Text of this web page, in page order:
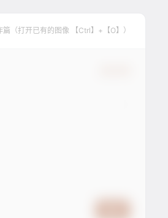
（打开已有的图像 【Ctrl】+【O】）